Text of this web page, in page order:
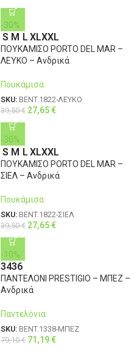
-30%
S M L XLXXL
ΠΟΥΚΑΜΙΣΟ PORTO DEL MAR –
ΛΕΥΚΟ – Ανδρικά
Πουκάμισα
SKU: BENT.1822-ΛΕΥΚΟ
39,50€ 27,65€
-30%
S M L XLXXL
ΠΟΥΚΑΜΙΣΟ PORTO DEL MAR –
ΣΙΕΛ – Ανδρικά
Πουκάμισα
SKU: BENT.1822-ΣΙΕΛ
39,50€ 27,65€
-10%
3436
ΠΑΝΤΕΛΟΝΙ PRESTIGIO – ΜΠΕΖ –
Ανδρικά
Παντελόνια
SKU: BENT.1338-ΜΠΕΖ
79,10€ 71,19€